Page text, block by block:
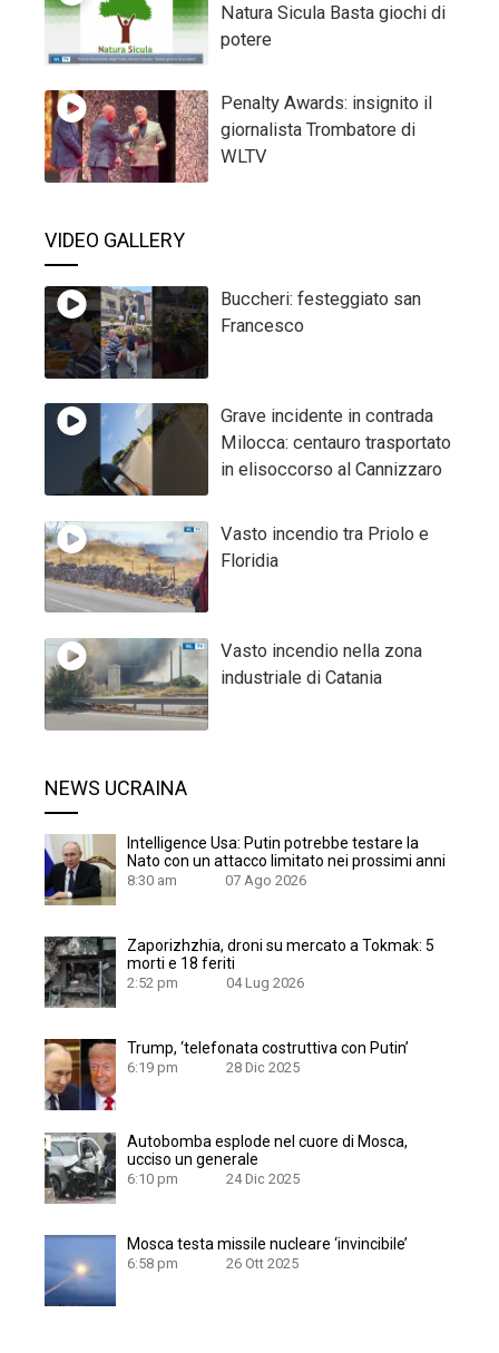
Natura Sicula Basta giochi di
potere
Penalty Awards: insignito il
giornalista Trombatore di
WLTV
VIDEO GALLERY
Buccheri: festeggiato san
Francesco
Grave incidente in contrada
Milocca: centauro trasportato
in elisoccorso al Cannizzaro
Vasto incendio tra Priolo e
Floridia
Vasto incendio nella zona
industriale di Catania
NEWS UCRAINA
Intelligence Usa: Putin potrebbe testare la
Nato con un attacco limitato nei prossimi anni
8:30 am 07 Ago 2026
Zaporizhzhia, droni su mercato a Tokmak: 5
morti e 18 feriti
2:52 pm 04 Lug 2026
Trump, ‘telefonata costruttiva con Putin’
6:19 pm 28 Dic 2025
Autobomba esplode nel cuore di Mosca,
ucciso un generale
6:10 pm 24 Dic 2025
Mosca testa missile nucleare ‘invincibile’
6:58 pm 26 Ott 2025